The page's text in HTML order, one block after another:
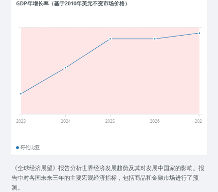
GDP年增长率（基于2010年美元不变市场价格）
2023 2024 2025 2026 2027
哥伦比亚
《全球经济展望》报告分析世界经济发展趋势及其对发展中国家的影响。报
告中对各国未来三年的主要宏观经济指标，包括商品和金融市场进行了预
测。